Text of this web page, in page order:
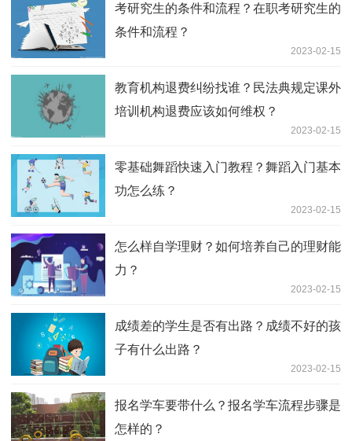
考研究生的条件和流程？在职考研究生的
条件和流程？
2023-02-15
教育机构退费纠纷找谁？民法典规定课外
培训机构退费应该如何维权？
2023-02-15
零基础舞蹈快速入门教程？舞蹈入门基本
功怎么练？
2023-02-15
怎么样自学理财？如何培养自己的理财能
力？
2023-02-15
成绩差的学生是否有出路？成绩不好的孩
子有什么出路？
2023-02-15
报名学车要带什么？报名学车流程步骤是
怎样的？